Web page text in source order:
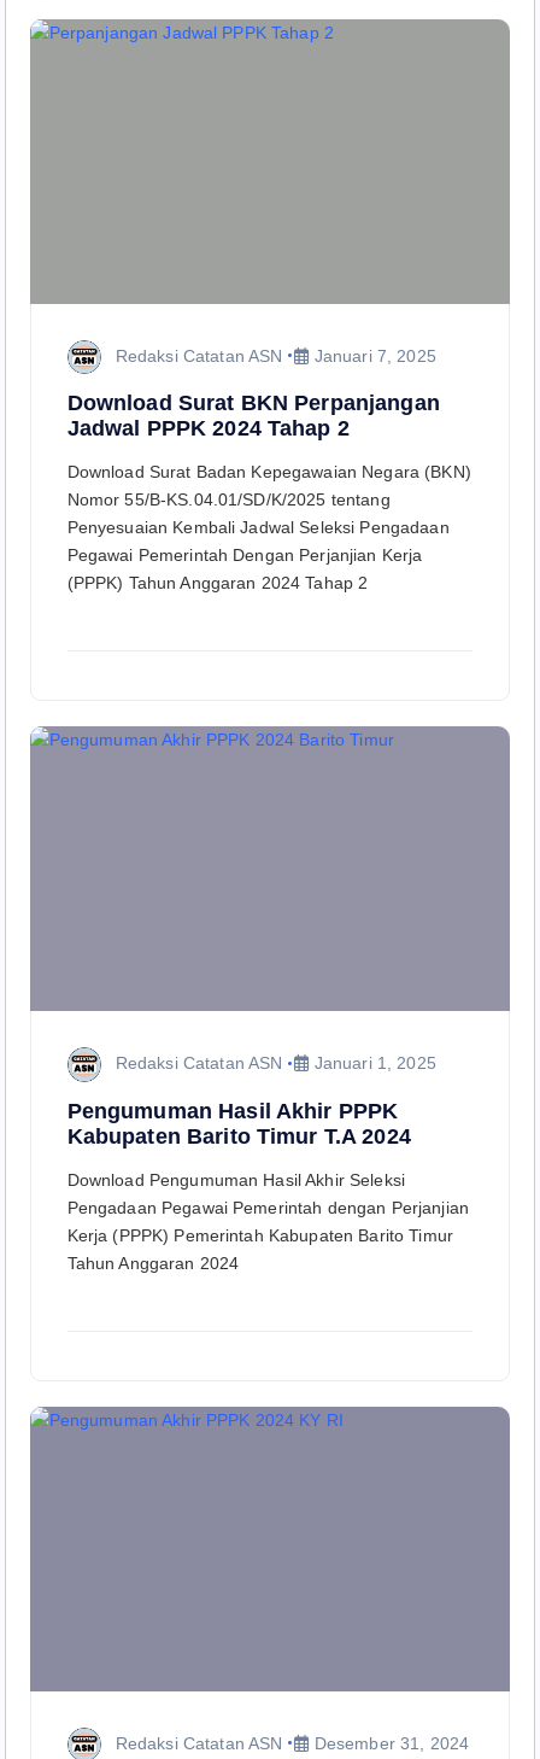
Redaksi Catatan ASN Januari 7, 2025
Download Surat BKN Perpanjangan
Jadwal PPPK 2024 Tahap 2
Download Surat Badan Kepegawaian Negara (BKN)
Nomor 55/B-KS.04.01/SD/K/2025 tentang
Penyesuaian Kembali Jadwal Seleksi Pengadaan
Pegawai Pemerintah Dengan Perjanjian Kerja
(PPPK) Tahun Anggaran 2024 Tahap 2
Redaksi Catatan ASN Januari 1, 2025
Pengumuman Hasil Akhir PPPK
Kabupaten Barito Timur T.A 2024
Download Pengumuman Hasil Akhir Seleksi
Pengadaan Pegawai Pemerintah dengan Perjanjian
Kerja (PPPK) Pemerintah Kabupaten Barito Timur
Tahun Anggaran 2024
Redaksi Catatan ASN Desember 31, 2024